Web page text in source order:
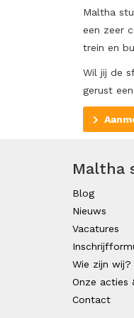
Maltha
een zeer
trein en
Wil jij de
gerust een
Maltha
Blog
Nieuws
Vacatures
Wie zijn wij?
Onze acties
Contact